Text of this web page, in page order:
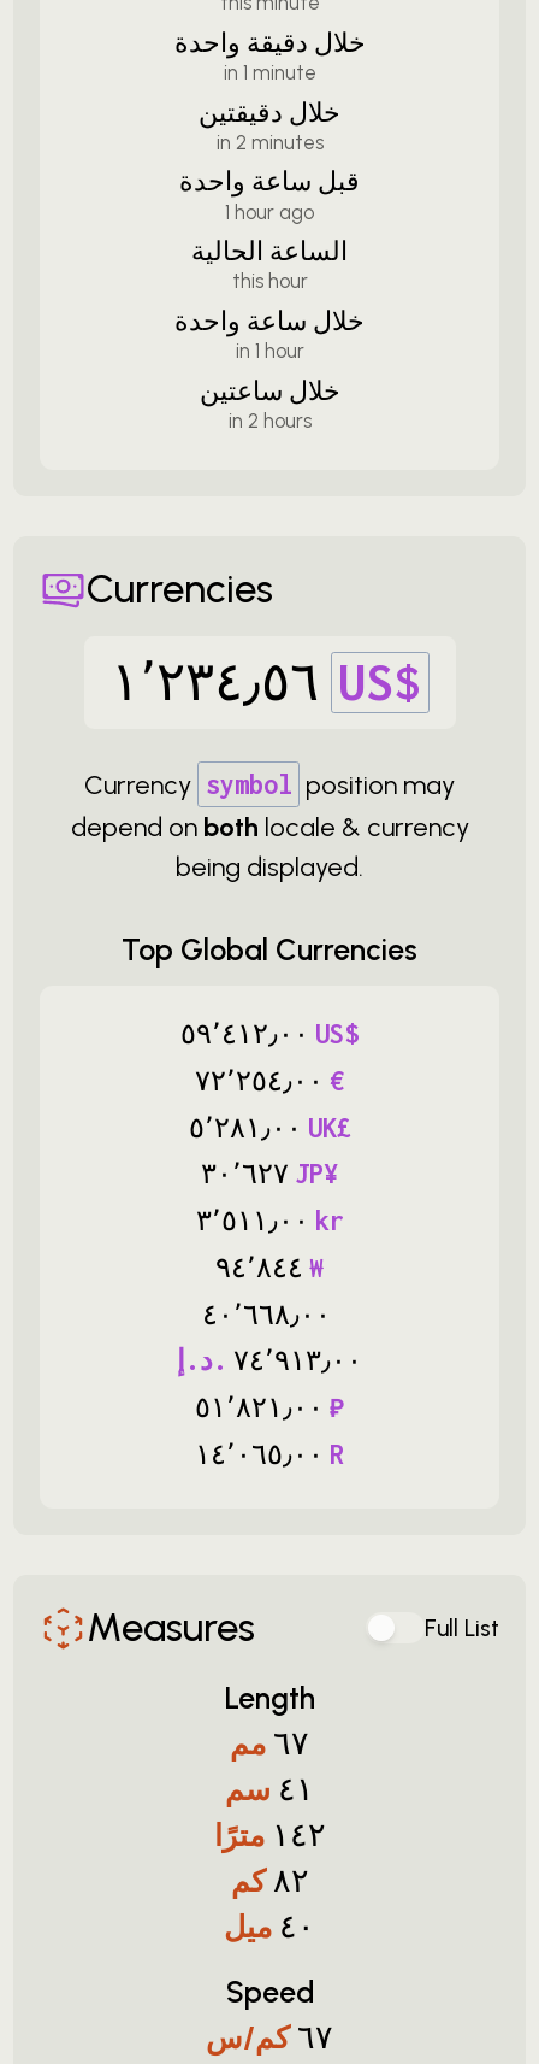
خلال دقيقة واحدة
in 1 minute
خلال دقيقتين
in 2 minutes
قبل ساعة واحدة
1 hour ago
الساعة الحالية
this hour
خلال ساعة واحدة
in 1 hour
خلال ساعتين
in 2 hours
Currencies
١ ٬٢٣٤ ٫٥٦ US$
Currency symbol position may
depend on both locale & currency
being displayed.
Top Global Currencies
٥٩٬٤١٢٫٠٠ US$
٧٢٬٢٥٤ ٫٠٠ €
٥٬٢٨١ ٫٠٠ UK£
٣٠ ٬٦٢٧ JP¥
٣٬٥١١ ٫٠٠ kr
٩٤٬٨٤٤ ₩
٤٠ ٬٦٦٨٫٠٠
٧٤٬٩١٣٫٠٠
د.إ.
٥١ ٬٨٢١ ٫٠٠ ₽
١٤٬ ٠٦٥٫٠٠ R
Measures Full List
Length
٦٧ مم
٤١ سم
١٤٢ مترًا
٨٢ كم
٤٠ ميل
Speed
٦٧ كم/س